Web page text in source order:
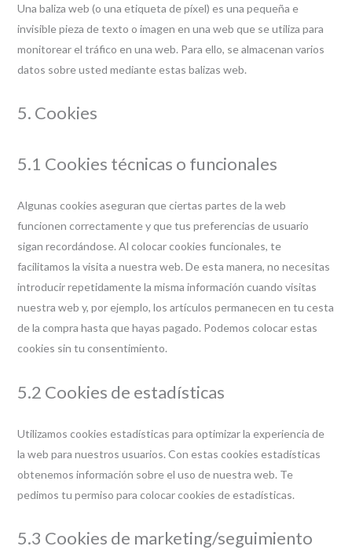
Una baliza web (o una etiqueta de píxel) es una pequeña e
invisible pieza de texto o imagen en una web que se utiliza para
monitorear el tráfico en una web. Para ello, se almacenan varios
datos sobre usted mediante estas balizas web.
5. Cookies
5.1 Cookies técnicas o funcionales
Algunas cookies aseguran que ciertas partes de la web
funcionen correctamente y que tus preferencias de usuario
sigan recordándose. Al colocar cookies funcionales, te
facilitamos la visita a nuestra web. De esta manera, no necesitas
introducir repetidamente la misma información cuando visitas
nuestra web y, por ejemplo, los artículos permanecen en tu cesta
de la compra hasta que hayas pagado. Podemos colocar estas
cookies sin tu consentimiento.
5.2 Cookies de estadísticas
Utilizamos cookies estadísticas para optimizar la experiencia de
la web para nuestros usuarios. Con estas cookies estadísticas
obtenemos información sobre el uso de nuestra web. Te
pedimos tu permiso para colocar cookies de estadísticas.
5.3 Cookies de marketing/seguimiento